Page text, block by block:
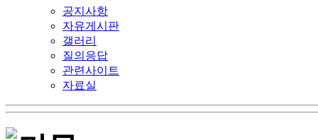
공지사항
자유게시판
갤러리
질의응답
관련사이트
자료실